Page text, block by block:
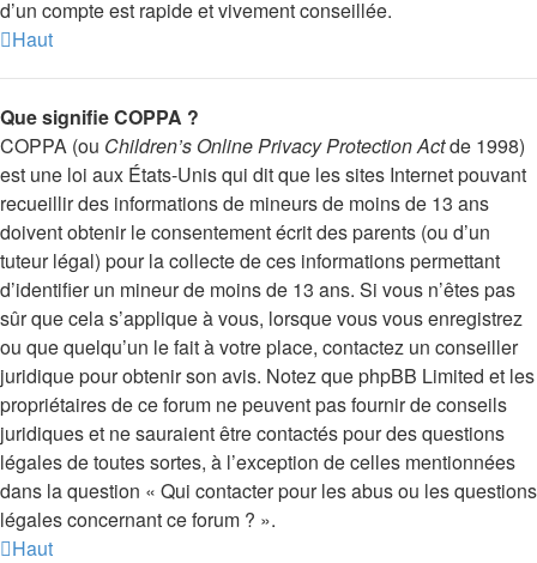
d’un compte est rapide et vivement conseillée.
Haut
Que signifie COPPA ?
COPPA (ou Children’s Online Privacy Protection Actde 1998)
est une loi aux États-Unis qui dit que les sites Internet pouvant
recueillir des informations de mineurs de moins de 13 ans
doivent obtenir le consentement écrit des parents (ou d’un
tuteur légal) pour la collecte de ces informations permettant
d’identifier un mineur de moins de 13 ans. Si vous n’êtes pas
sûr que cela s’applique à vous, lorsque vous vous enregistrez
ou que quelqu’un le fait à votre place, contactez un conseiller
juridique pour obtenir son avis. Notez que phpBB Limited et les
propriétaires de ce forum ne peuvent pas fournir de conseils
juridiques et ne sauraient être contactés pour des questions
légales de toutes sortes, à l’exception de celles mentionnées
dans la question « Qui contacter pour les abus ou les questions
légales concernant ce forum ? ».
Haut